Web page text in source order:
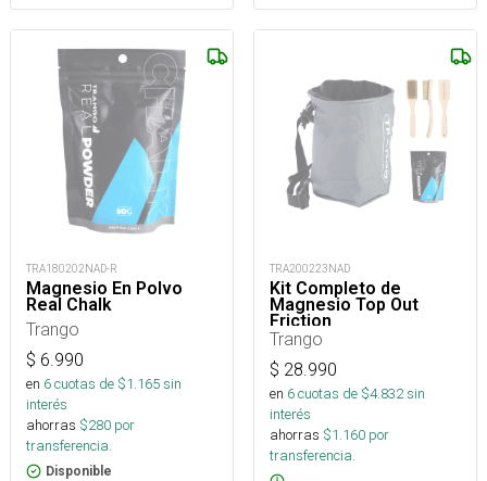
TRA180202NAD-R
Magnesio En Polvo
Real Chalk
Trango
$ 6.990
en 6cuotas de $1.165sin
interés
ahorras $280 por
transferencia.
Disponible
TRA200223NAD
Kit Completo de
Magnesio Top Out
Friction
Trango
$ 28.990
en 6cuotas de $4.832sin
interés
ahorras $1.160 por
transferencia.